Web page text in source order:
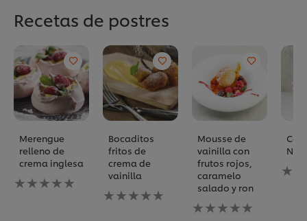
Recetas de postres
Merengue
relleno de
crema inglesa
No
se
Bocaditos
fritos de
crema de
vainilla
No
se
Mousse de
vainilla con
frutos rojos,
caramelo
salado y ron
No
se
No
se